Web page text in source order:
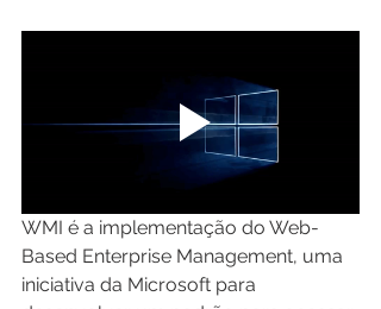
WMI é a implementação do Web-
Based Enterprise Management, uma
iniciativa da Microsoft para